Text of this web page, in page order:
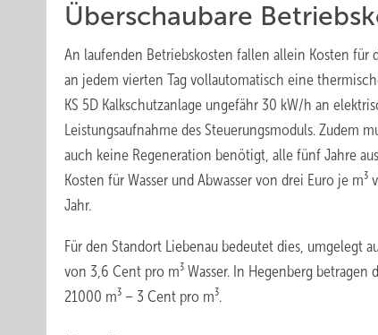
Überschaubare
An laufenden Betriebskosten fallen allein Kos­ten für
an jedem vierten Tag vollautomatisch eine
KS 5D Kalkschutzanlage ungefähr 30 kW/h an
Leistungsaufnahme des Steuerungsmoduls. Zudem
auch keine Regeneration benötigt, alle fünf Jahre
Kosten für Wasser und Abwasser von drei Euro je
Jahr.
Für den Standort Liebenau bedeutet dies, umgelegt
von 3,6 Cent pro m³ Wasser. In Hegenberg
21000 m³ – 3 Cent pro m³.